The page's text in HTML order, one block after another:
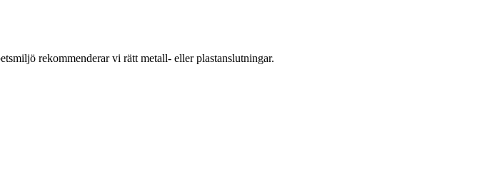
rekommenderar vi rätt metall- eller plastanslutningar.